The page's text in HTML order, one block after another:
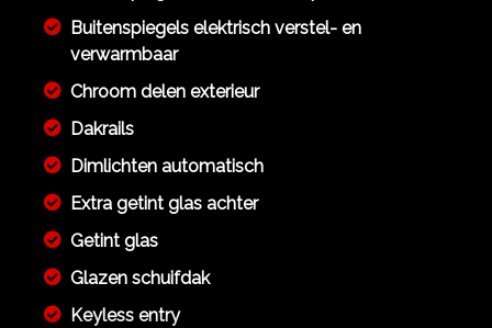
Buitenspiegels elektrisch verstel- en
verwarmbaar
Chroom delen exterieur
Dakrails
Dimlichten automatisch
Extra getint glas achter
Getint glas
Glazen schuifdak
Keyless entry